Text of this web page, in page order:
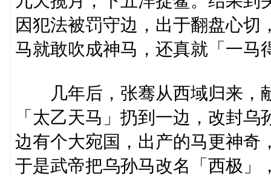
因犯法被罚守边，出于翻盘心
马就敢吹成神马，还真就「一马
几年后，张骞从西域归来，
「太乙天马」扔到一边，改封
边有个大宛国，出产的马更神奇
于是武帝把乌孙马改名「西极」